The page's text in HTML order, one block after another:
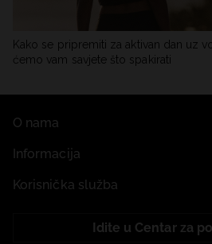
Kako se pripremiti za aktivan dan uz
ćemo vam savjete što spakirati
O nama
Informacija
Korisnička služba
Idite u Centar za